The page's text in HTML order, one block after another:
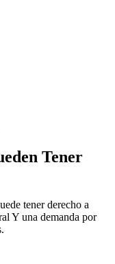
Tener
tener derecho a
Y una demanda por